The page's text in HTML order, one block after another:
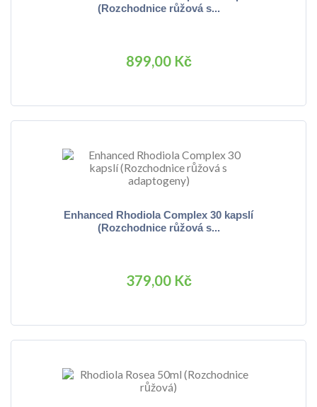
(Rozchodnice růžová s...
899,00 Kč
Enhanced Rhodiola Complex 30 kapslí
(Rozchodnice růžová s...
379,00 Kč